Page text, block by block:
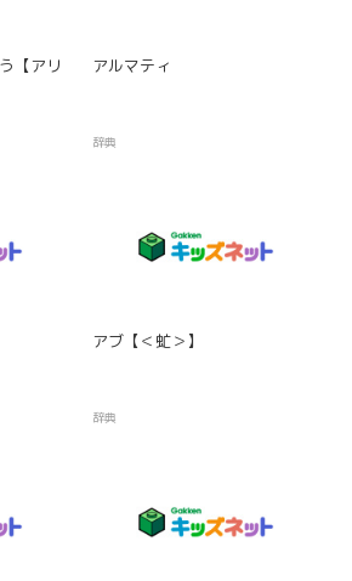
【アリ
アルマティ
辞典
アブ【＜虻＞】
辞典